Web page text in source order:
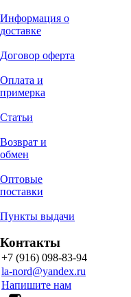
Информация о
доставке
Договор оферта
Оплата и
примерка
Статьи
Возврат и
обмен
Оптовые
поставки
Пункты выдачи
Контакты
+7 (916) 098-83-94
la-nord@yandex.ru
Напишите нам